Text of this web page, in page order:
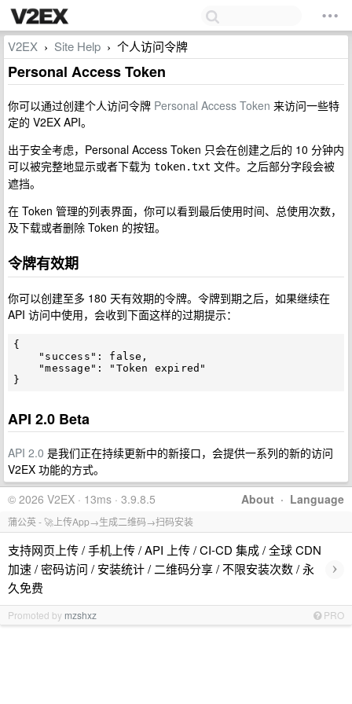
V2EX › Site Help › 个人访问令牌
Personal Access Token
你可以通过创建个人访问令牌 Personal Access Token 来访问一些特
定的 V2EX API。
出于安全考虑，Personal Access Token 只会在创建之后的 10 分钟内
可以被完整地显示或者下载为 token.txt 文件。之后部分字段会被
遮挡。
在 Token 管理的列表界面，你可以看到最后使用时间、总使用次数，
及下载或者删除 Token 的按钮。
令牌有效期
你可以创建至多 180 天有效期的令牌。令牌到期之后，如果继续在
API 访问中使用，会收到下面这样的过期提示：
{
}
API 2.0 Beta
API 2.0 是我们正在持续更新中的新接口，会提供一系列的新的访问
V2EX 功能的方式。
About · Language
© 2026 V2EX · 13ms · 3.9.8.5
蒲公英 - 🚀上传App→生成二维码→扫码安装
支持网页上传 / 手机上传 / API 上传 / CI-CD 集成 / 全球 CDN
加速 / 密码访问 / 安装统计 / 二维码分享 / 不限安装次数 / 永
久免费
›
Promoted by mzshxz PRO